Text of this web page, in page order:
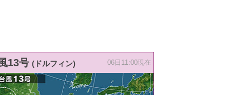
13号 (ドルフィン) 06日11:00現在